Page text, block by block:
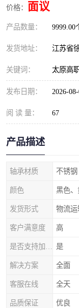
价格： 面议
产品数量： 9999.00
发货地址： 江苏省
关键词： 太原高
发布日期： 2026-
阅 读 量： 67
产品描述
轴承材质 不锈钢
颜色 黑色
发货形式 物流运
客户满意度 高
是
解决方案 全面
客服在线 全天
品质保证 优良